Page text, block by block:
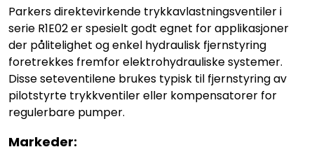
Parkers direktevirkende trykkavlastningsventiler i
serie R1E02 er spesielt godt egnet for applikasjoner
der pålitelighet og enkel hydraulisk fjernstyring
foretrekkes fremfor elektrohydrauliske systemer.
Disse seteventilene brukes typisk til fjernstyring av
pilotstyrte trykkventiler eller kompensatorer for
regulerbare pumper.
Markeder: